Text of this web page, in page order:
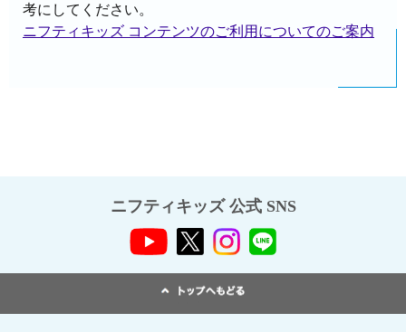
考にしてください。
ニフティキッズ コンテンツのご利用についてのご案内
ニフティキッズ 公式 SNS